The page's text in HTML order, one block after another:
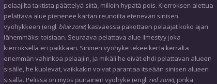
pelaajilta taktista päättelyä siitä, milloin hypätä pois. Kierroksen alettua
pelattava alue pienenee kartan reunoilta etenevän sinisen
vyöhykkeen (engl. blue zone) kasvaessa pakottaen pelaajat koko ajan
lähemmäksi toisiaan. Seuraava pelattava alue ilmestyy joka
kierroksella eri paikkaan. Sininen vyöhyke tekee kerta kerralta
enemmän vahinkoa pelaajiin, ja mikäli he eivät ehdi pelattavan alueen
sisälle, he kuolevat, vaikkakin voivat parantaa itseään sinisen alueen
sisällä. Pelissä on myös punainen vyöhyke (engl. red zone), jonka